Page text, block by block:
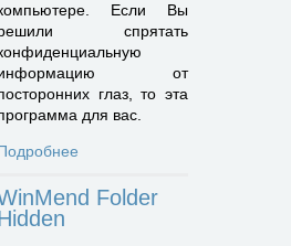
Если Вы
спрятать
от
глаз, то эта
для вас.
Folder